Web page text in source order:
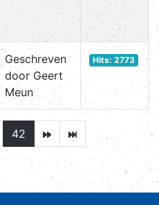
Geschreven
door Geert
Meun
Hits: 2773
42